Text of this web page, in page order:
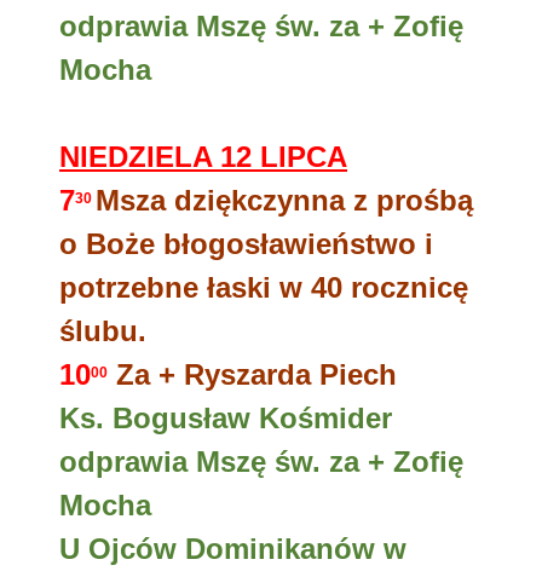
odprawia Mszę św. za + Zofię
Mocha
NIEDZIELA 12 LIPCA
730 Msza dziękczynna z prośbą
o Boże błogosławieństwo i
potrzebne łaski w 40 rocznicę
ślubu.
1000 Za + Ryszarda Piech
Ks. Bogusław Kośmider
odprawia Mszę św. za + Zofię
Mocha
U Ojców Dominikanów w